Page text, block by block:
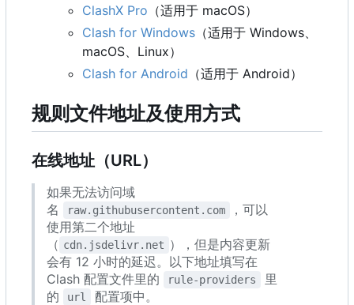
ClashX Pro （适用于 macOS）
Clash for Windows （适用于 Windows、
macOS、Linux）
Clash for Android （适用于 Android）
规则文件地址及使用方式
在线地址 （URL）
如果无法访问域
名
raw.githubusercontent.com
，可以
使用第二个地址
（ cdn.jsdelivr.net ），但是内容更新
会有 12 小时的延迟。以下地址填写在
Clash 配置文件里的
rule-providers
里
的
url
配置项中。